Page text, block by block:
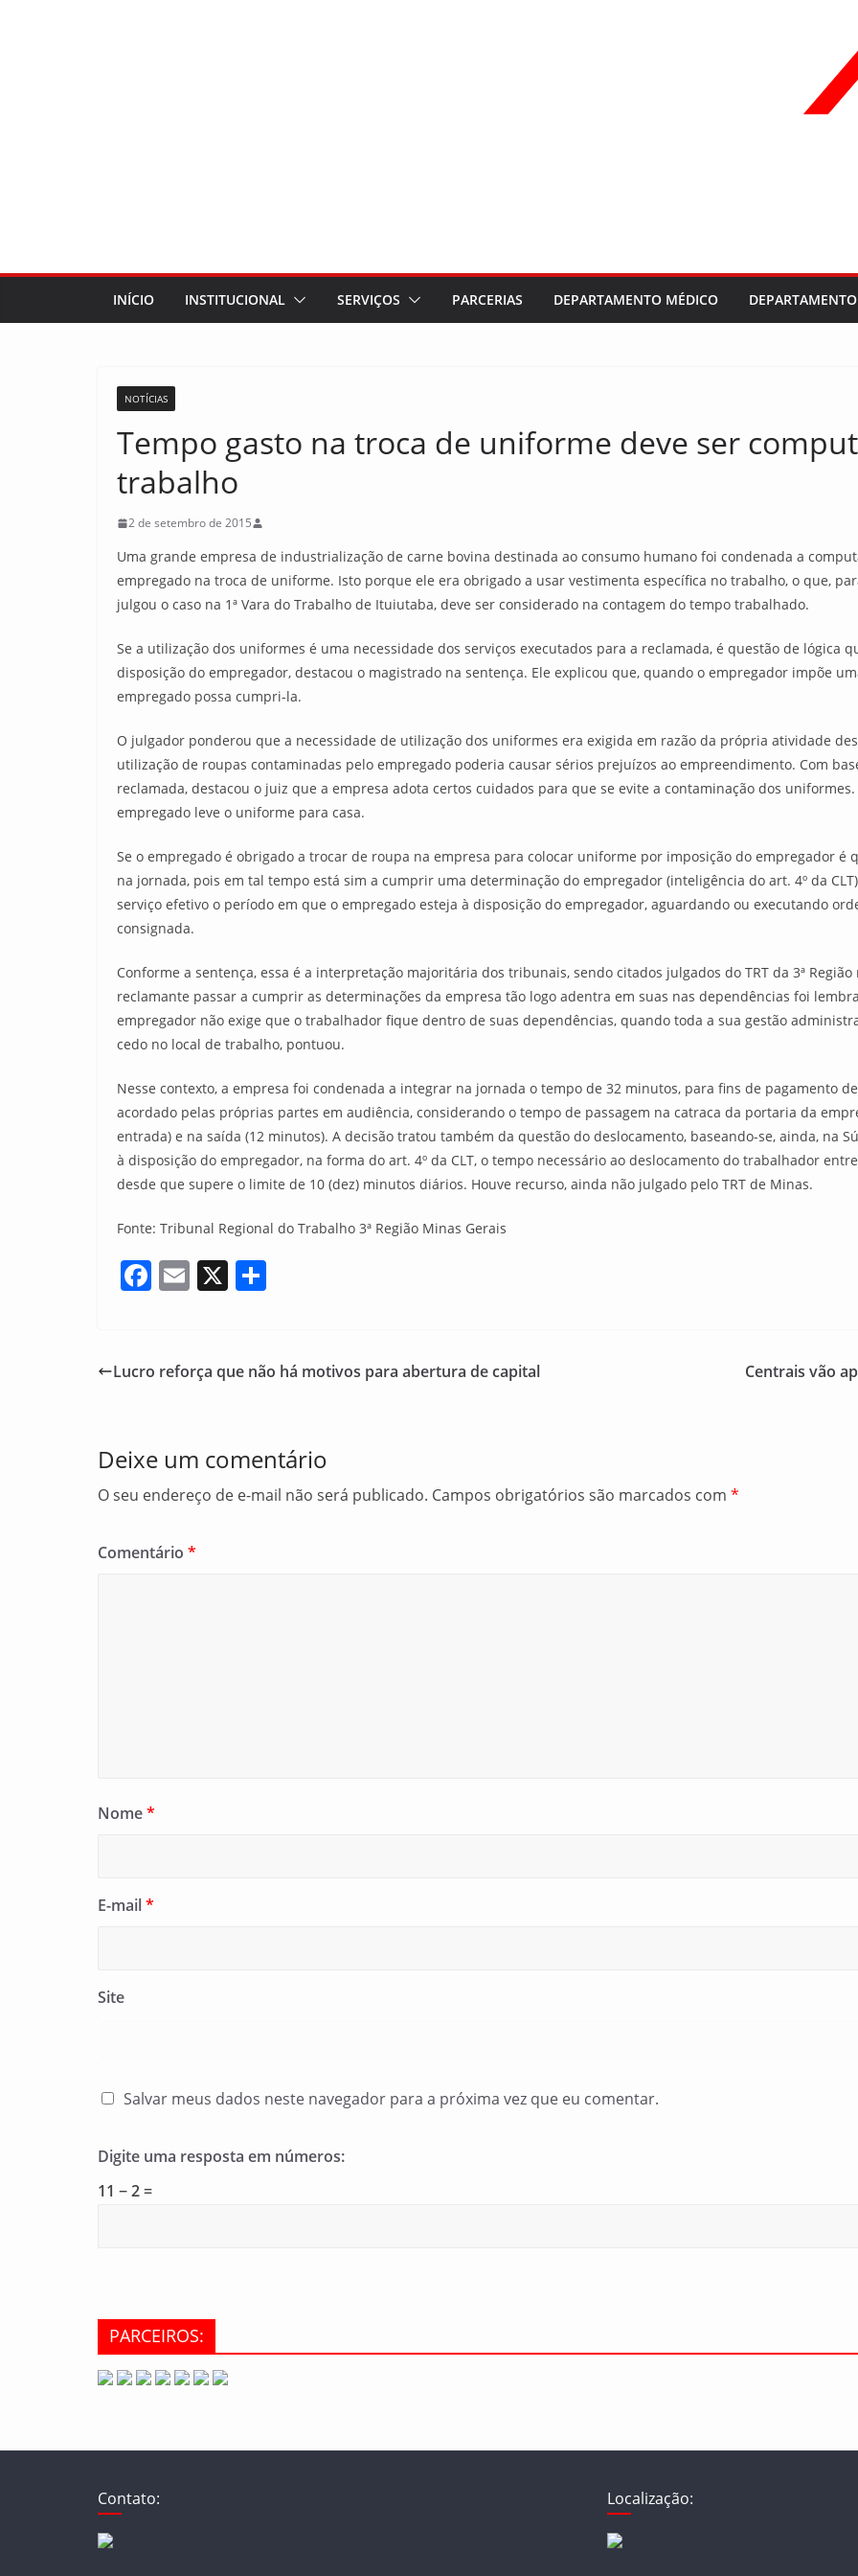
INÍCIO INSTITUCIONAL SERVIÇOS PARCERIAS DEPARTAMENTO MÉDICO
NOTÍCIAS
Tempo gasto na troca de uniforme deve ser
trabalho
2 de setembro de 2015
Uma grande empresa de industrialização de carne bovina destinada ao consumo humano foi condenada a
empregado na troca de uniforme. Isto porque ele era obrigado a usar vestimenta específica no trabalho, o que,
julgou o caso na 1ª Vara do Trabalho de Ituiutaba, deve ser considerado na contagem do tempo trabalhado.
Se a utilização dos uniformes é uma necessidade dos serviços executados para a reclamada, é questão de lógica
disposição do empregador, destacou o magistrado na sentença. Ele explicou que, quando o empregador impõe
empregado possa cumpri-la.
O julgador ponderou que a necessidade de utilização dos uniformes era exigida em razão da própria atividade
utilização de roupas contaminadas pelo empregado poderia causar sérios prejuízos ao empreendimento. Com
reclamada, destacou o juiz que a empresa adota certos cuidados para que se evite a contaminação dos
empregado leve o uniforme para casa.
Se o empregado é obrigado a trocar de roupa na empresa para colocar uniforme por imposição do empregador é
na jornada, pois em tal tempo está sim a cumprir uma determinação do empregador (inteligência do art. 4º da
serviço efetivo o período em que o empregado esteja à disposição do empregador, aguardando ou executando
consignada.
Conforme a sentença, essa é a interpretação majoritária dos tribunais, sendo citados julgados do TRT da 3ª
reclamante passar a cumprir as determinações da empresa tão logo adentra em suas nas dependências foi
empregador não exige que o trabalhador fique dentro de suas dependências, quando toda a sua gestão
cedo no local de trabalho, pontuou.
Nesse contexto, a empresa foi condenada a integrar na jornada o tempo de 32 minutos, para fins de pagamento
acordado pelas próprias partes em audiência, considerando o tempo de passagem na catraca da portaria da
entrada) e na saída (12 minutos). A decisão tratou também da questão do deslocamento, baseando-se, ainda, na
à disposição do empregador, na forma do art. 4º da CLT, o tempo necessário ao deslocamento do trabalhador
desde que supere o limite de 10 (dez) minutos diários. Houve recurso, ainda não julgado pelo TRT de Minas.
Fonte: Tribunal Regional do Trabalho 3ª Região Minas Gerais
F
e
o
k
E
l
X
e
Lucro reforça que não há motivos para abertura de capital Centrais vão
Deixe um comentário
O seu endereço de e-mail não será publicado. Campos obrigatórios são marcados com *
Comentário *
Nome*
E-mail*
Site
Salvar meus dados neste navegador para a próxima vez que eu comentar.
Digite uma resposta em números:
11 − 2 =
PARCEIROS:
Contato: Localização: